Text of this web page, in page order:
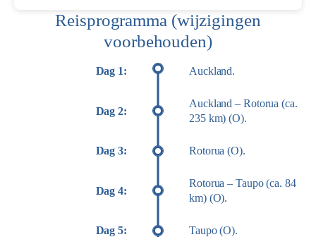
Reisprogramma (wijzigingen
voorbehouden)
Dag 1: Auckland.
Dag 2:
Auckland – Rotorua (ca.
235 km) (O).
Dag 3: Rotorua (O).
Dag 4:
Rotorua – Taupo (ca. 84
km) (O).
Dag 5: Taupo (O).